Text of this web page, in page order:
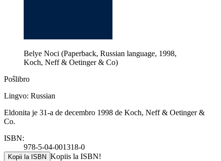
Belye Noci (Paperback, Russian language, 1998,
Koch, Neff & Oetinger & Co)
Poŝlibro
Lingvo: Russian
Eldonita je 31-a de decembro 1998 de Koch, Neff & Oetinger &
Co.
ISBN:
978-5-04-001318-0
Kopii la ISBN Kopiis la ISBN!